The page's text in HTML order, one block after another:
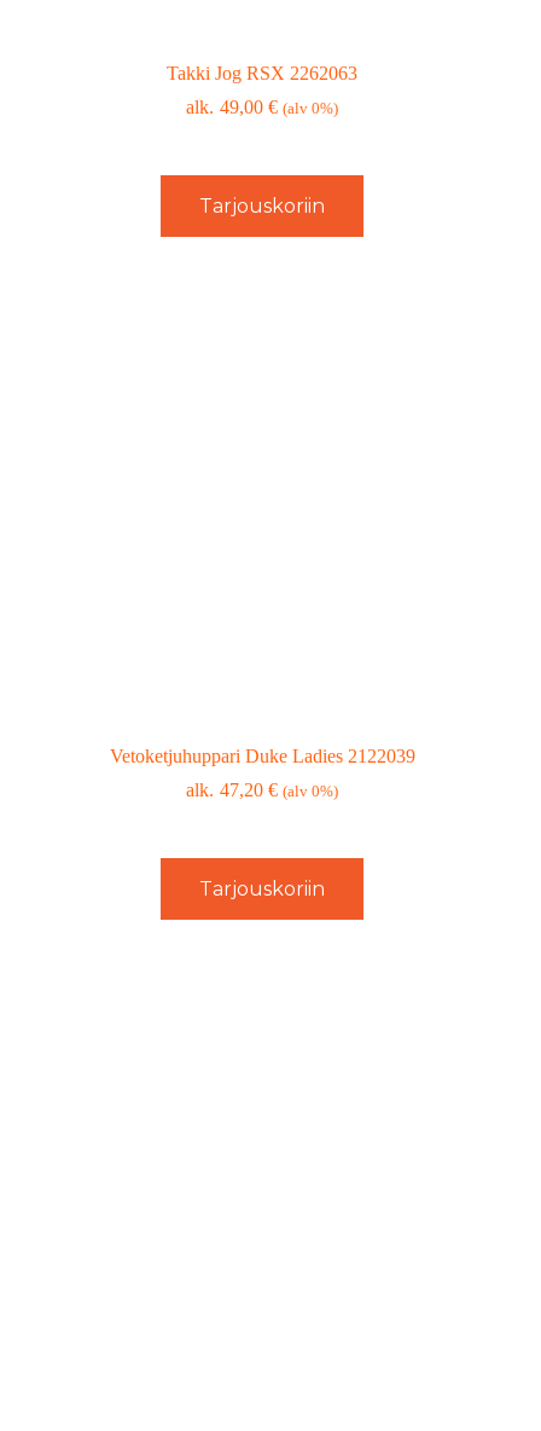
Takki Jog RSX 2262063
49,00€ (alv 0%)
Tarjouskoriin
Vetoketjuhuppari Duke Ladies 2122039
47,20€ (alv 0%)
Tarjouskoriin